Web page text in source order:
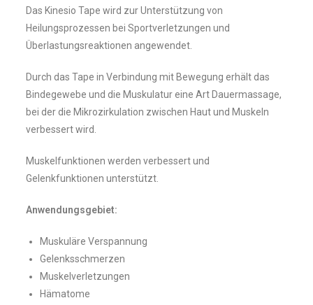
Das Kinesio Tape wird zur Unterstützung von
Heilungsprozessen bei Sportverletzungen und
Überlastungsreaktionen angewendet.
Durch das Tape in Verbindung mit Bewegung erhält das
Bindegewebe und die Muskulatur eine Art Dauermassage,
bei der die Mikrozirkulation zwischen Haut und Muskeln
verbessert wird.
Muskelfunktionen werden verbessert und
Gelenkfunktionen unterstützt.
Anwendungsgebiet:
Muskuläre Verspannung
Gelenksschmerzen
Muskelverletzungen
Hämatome